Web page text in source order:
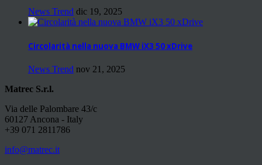
News Trend dic 19, 2025
Circolarità nella nuova BMW iX3 50 xDrive
News Trend nov 21, 2025
Matrec S.r.l.
Via delle Palombare 43/c
60127 Ancona - Italy
+39 071 2811786
info@matrec.it